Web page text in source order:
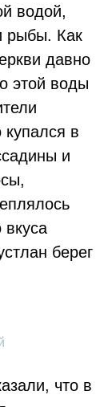
водой,
рыбы. Как
давно
этой воды
купался в
и
вкуса
берег
что в